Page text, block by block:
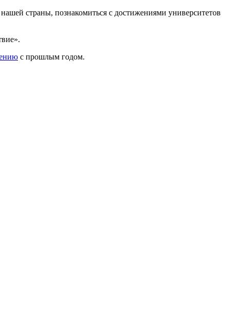
страны, познакомиться с достижениями университетов
с прошлым годом.